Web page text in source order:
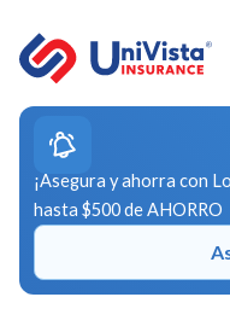
contenido
¡Asegura y ahorra con
hasta $500 de AHORRO